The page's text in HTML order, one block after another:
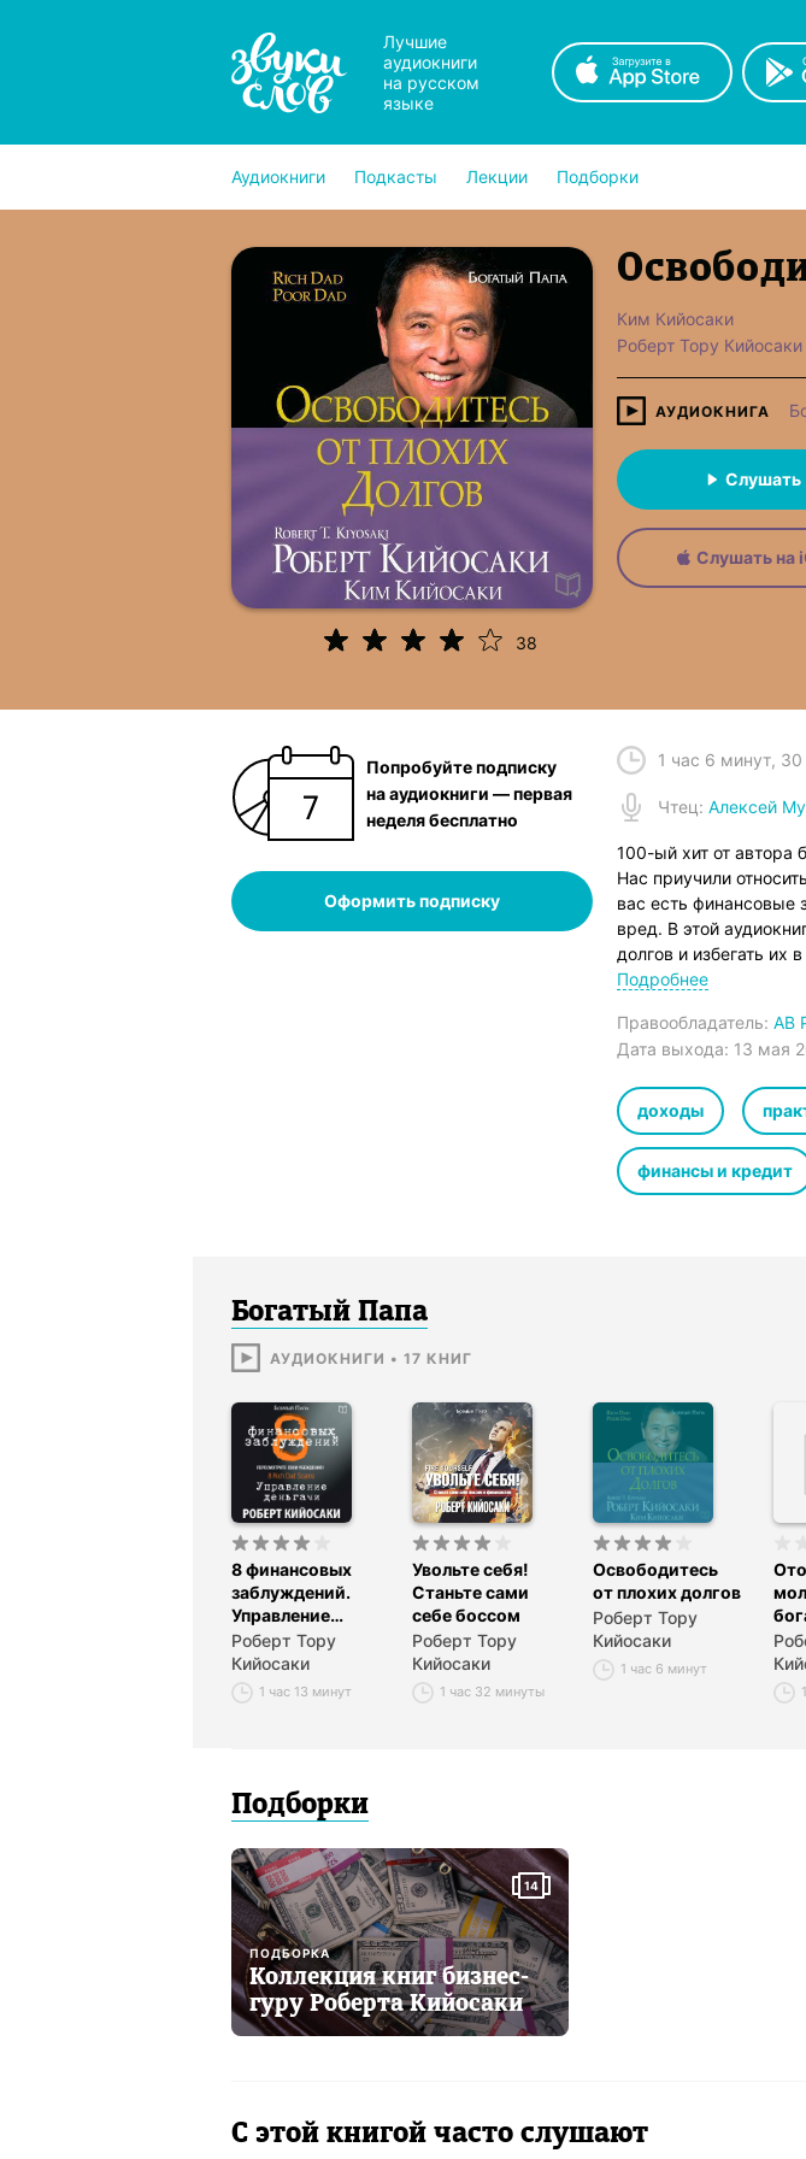
Лучшие
аудиокниги
на русском
языке
Аудиокниги Подкасты Лекции Подборки
38
Ким Кийосаки
Роберт Тору Кийосаки
АУДИОКНИГА
Слушать
Слушать на
Попробуйте подписку
на аудиокниги — первая
неделя бесплатно
Оформить подписку
1 час 6 минут,
Чтец: Алексей
100-ый хит от автора
Нас приучили
вас есть финансовые
вред. В этой
долгов и избегать их
долгами. Роберт
Эта аудиокнига для
выгоду даже от
Глава первая. Как
Глава вторая. Самые
Глава третья.
Глава четвертая.
Подробнее
Правообладатель: AB
Дата выхода: 13 мая
доходы
финансы и кредит
Богатый Папа
АУДИОКНИГИ • 17 КНИГ
8 финансовых
заблуждений.
Управление
деньгами
Роберт Тору
Кийосаки
1 час 13 минут
Увольте себя!
Станьте сами
себе боссом
Роберт Тору
Кийосаки
1 час 32 минуты
Освободитесь
от плохих долгов
Роберт Тору
Кийосаки
1 час 6 минут
Подборки
14
ПОДБОРКА
Коллекция книг бизнес-
гуру Роберта Кийосаки
С этой книгой часто слушают